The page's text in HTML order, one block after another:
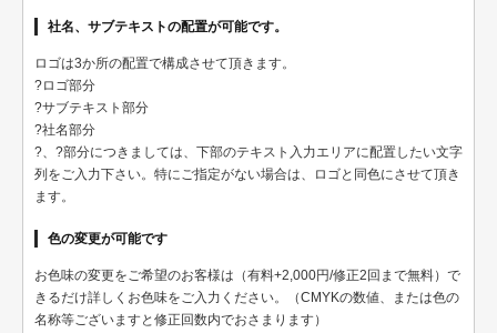
ロゴマーク販売
住宅
リフォーム
医療
健康
社名、サブテキストの配置が可能です。
ロゴは3か所の配置で構成させて頂きます。
?ロゴ部分
?サブテキスト部分
?社名部分
?、?部分につきましては、下部のテキスト入力エリアに配置したい文字
列をご入力下さい。特にご指定がない場合は、ロゴと同色にさせて頂き
ます。
色の変更が可能です
お色味の変更をご希望のお客様は（有料+2,000円/修正2回まで無料）で
きるだけ詳しくお色味をご入力ください。（CMYKの数値、または色の
名称等ございますと修正回数内でおさまります）